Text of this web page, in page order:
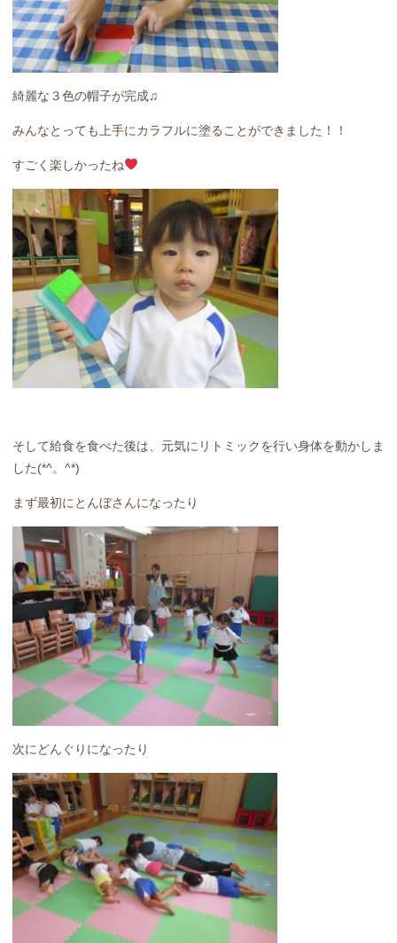
綺麗な３色の帽子が完成♫
みんなとっても上手にカラフルに塗ることができました！！
すごく楽しかったね
そして給食を食べた後は、元気にリトミックを行い身体を動かしま
した(*^。^*)
まず最初にとんぼさんになったり
次にどんぐりになったり